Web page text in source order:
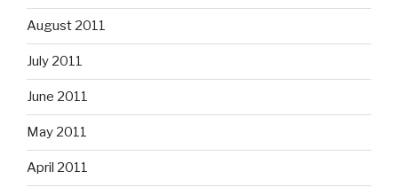
August 2011
July 2011
June 2011
May 2011
April 2011